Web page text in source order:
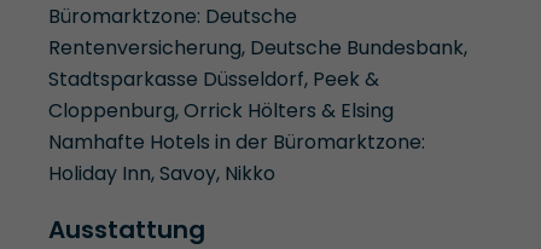
Büromarktzone: Deutsche
Rentenversicherung, Deutsche Bundesbank,
Stadtsparkasse Düsseldorf, Peek &
Cloppenburg, Orrick Hölters & Elsing
Namhafte Hotels in der Büromarktzone:
Holiday Inn, Savoy, Nikko
Ausstattung